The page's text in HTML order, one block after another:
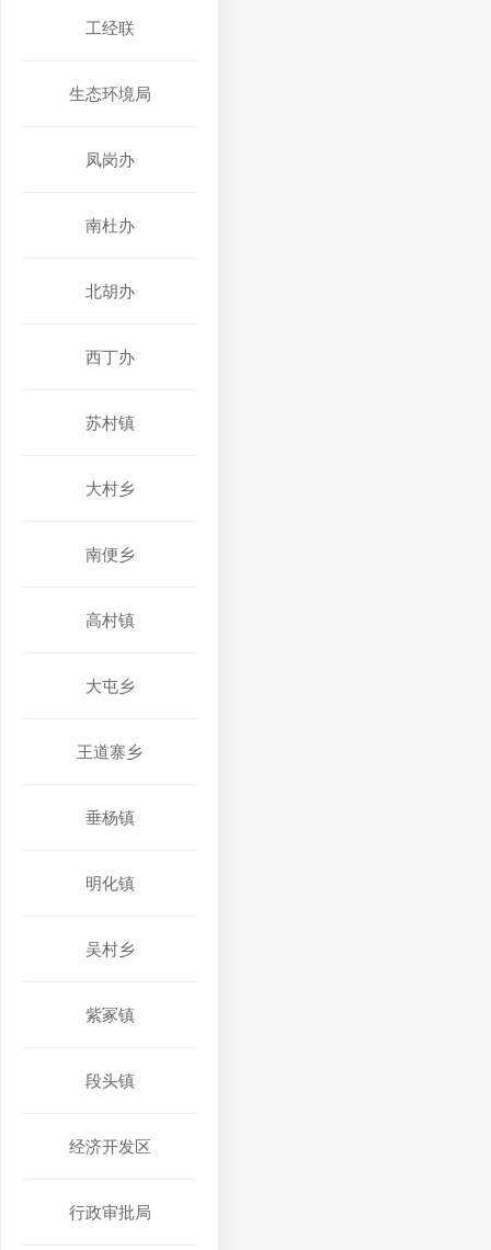
工经联
生态环境局
凤岗办
南杜办
北胡办
西丁办
苏村镇
大村乡
南便乡
高村镇
大屯乡
王道寨乡
垂杨镇
明化镇
吴村乡
紫冢镇
段头镇
经济开发区
行政审批局